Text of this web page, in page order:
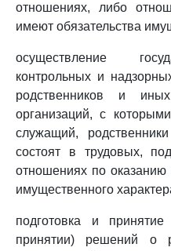
отношениях, либо
имеют обязательства
осуществление
контрольных и
родственников и
организаций, с
служащий,
состоят в трудовых,
отношениях по оказанию
имущественного
подготовка и
принятии) решений о